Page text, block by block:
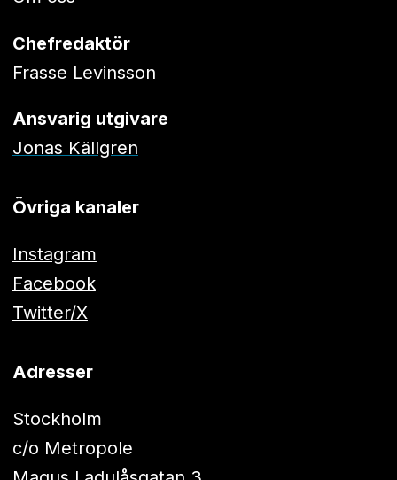
Chefredaktör
Frasse Levinsson
Ansvarig utgivare
Jonas Källgren
Övriga kanaler
Instagram
Facebook
Twitter/X
Adresser
Stockholm
c/o Metropole